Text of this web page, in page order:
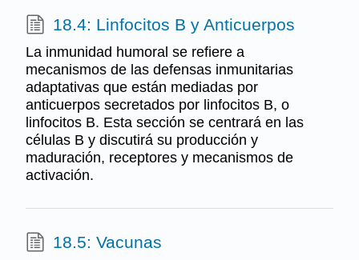
18.4: Linfocitos B y Anticuerpos
La inmunidad humoral se refiere a
mecanismos de las defensas inmunitarias
adaptativas que están mediadas por
anticuerpos secretados por linfocitos B, o
linfocitos B. Esta sección se centrará en las
células B y discutirá su producción y
maduración, receptores y mecanismos de
activación.
18.5: Vacunas